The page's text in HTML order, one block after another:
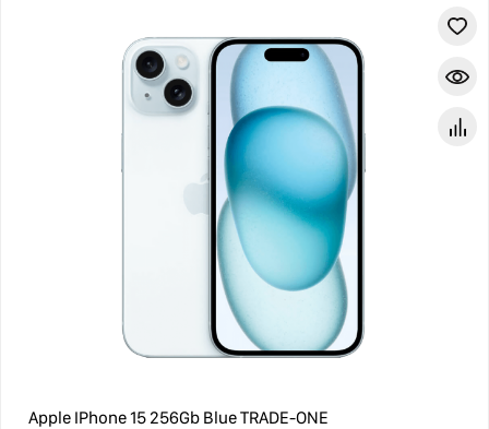
Apple IPhone 15 256Gb Blue TRADE-ONE